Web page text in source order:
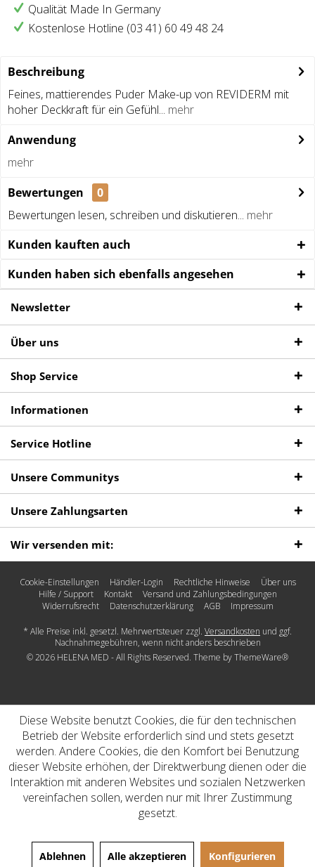
Qualität Made In Germany
Kostenlose Hotline (03 41) 60 49 48 24
Beschreibung
Feines, mattierendes Puder Make-up von REVIDERM mit
hoher Deckkraft für ein Gefühl... mehr
Anwendung
mehr
Bewertungen
0
Bewertungen lesen, schreiben und diskutieren... mehr
Kunden kauften auch
Kunden haben sich ebenfalls angesehen
Newsletter
Über uns
Shop Service
Informationen
Service Hotline
Unsere Communitys
Unsere Zahlungsarten
Wir versenden mit:
Cookie-Einstellungen Händler-Login Rechtliche Hinweise
Über uns
Hilfe / Support
Kontakt
Versand und Zahlungsbedingungen
Widerrufsrecht
Datenschutz­erklärung AGB Impressum
* Alle Preise inkl. gesetzl. Mehrwertsteuer zzgl. Versandkosten und ggf.
Nachnahmegebühren, wenn nicht anders beschrieben
© 2026 HELENA MED - All Rights Reserved. Theme byThemeWare®
Diese Website benutzt Cookies, die für den technischen
Betrieb der Website erforderlich sind und stets gesetzt
werden. Andere Cookies, die den Komfort bei Benutzung
dieser Website erhöhen, der Direktwerbung dienen oder die
Interaktion mit anderen Websites und sozialen Netzwerken
vereinfachen sollen, werden nur mit Ihrer Zustimmung
gesetzt.
Ablehnen Alle akzeptieren Konfigurieren